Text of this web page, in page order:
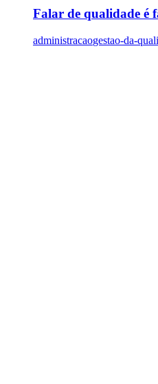
Falar de qualidade é
administracaogestao-da-